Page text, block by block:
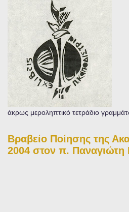
άκρως μεροληπτικό τετράδιο
Βραβείο Ποίησης της
2004 στον π. Παναγιώτη